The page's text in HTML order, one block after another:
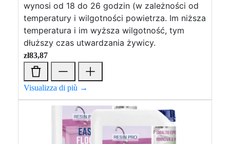
wynosi od 18 do 26 godzin (w zależności od
temperatury i wilgotności powietrza. Im niższa
temperatura i im wyższa wilgotność, tym
dłuższy czas utwardzania żywicy.
zł83,87
Visualizza di più →